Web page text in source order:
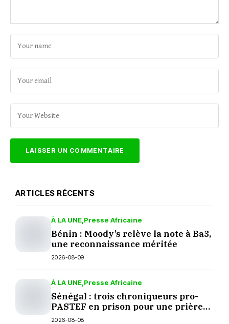
ARTICLES RÉCENTS
À LA UNE Presse Africaine
Bénin : Moody’s relève la note à Ba3,
une reconnaissance méritée
2026-08-09
À LA UNE Presse Africaine
Sénégal : trois chroniqueurs pro-
PASTEF en prison pour une prière
sur TikTok
2026-08-08